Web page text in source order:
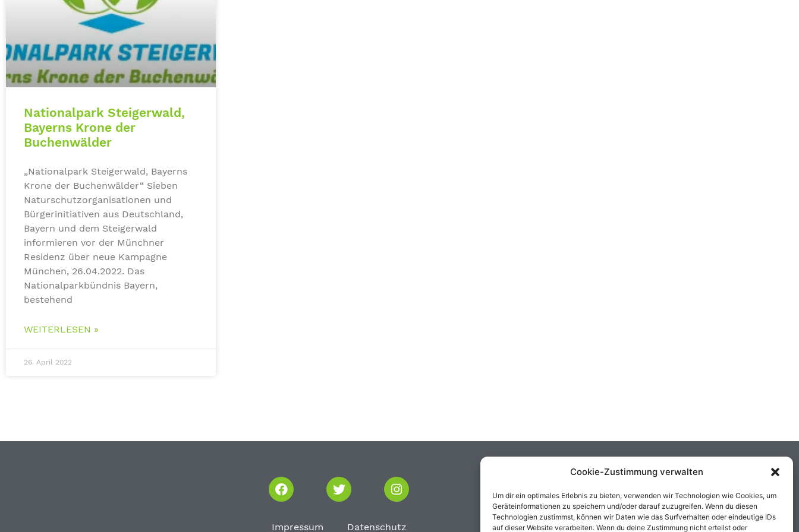
Cookie-Zustimmung verwalten
Um dir ein optimales Erlebnis zu bieten, verwenden wir Technologien wie Cookies, um
Geräteinformationen zu speichern und/oder darauf zuzugreifen. Wenn du diesen
Technologien zustimmst, können wir Daten wie das Surfverhalten oder eindeutige IDs
auf dieser Website verarbeiten. Wenn du deine Zustimmung nicht erteilst oder
Nationalpark Steigerwald,
Bayerns Krone der
Buchenwälder
„Nationalpark Steigerwald, Bayerns
Krone der Buchenwälder“ Sieben
Naturschutzorganisationen und
Bürgerinitiativen aus Deutschland,
Bayern und dem Steigerwald
informieren vor der Münchner
Residenz über neue Kampagne
München, 26.04.2022. Das
Nationalparkbündnis Bayern,
bestehend
WEITERLESEN »
26. April 2022
Impressum Datenschutz